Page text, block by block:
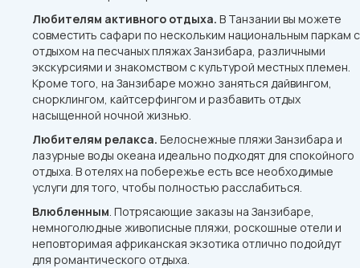
Любителям активного отдыха. В Танзании вы можете
совместить сафари по нескольким национальным паркам с
отдыхом на песчаных пляжах Занзибара, различными
экскурсиями и знакомством с культурой местных племен.
Кроме того, на Занзибаре можно заняться дайвингом,
снорклингом, кайтсерфингом и разбавить отдых
насыщенной ночной жизнью.
Любителям релакса. Белоснежные пляжи Занзибара и
лазурные воды океана идеально подходят для спокойного
отдыха. В отелях на побережье есть все необходимые
услуги для того, чтобы полностью расслабиться.
Влюбленным. Потрясающие заказы на Занзибаре,
немноголюдные живописные пляжи, роскошные отели и
неповторимая африканская экзотика отлично подойдут
для романтического отдыха.